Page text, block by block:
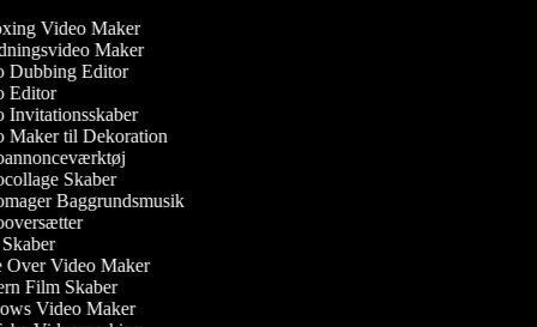
Video Maker
Maker
Editor
til Dekoration
Skaber
Baggrundsmusik
Video Maker
Film Skaber
Video Maker